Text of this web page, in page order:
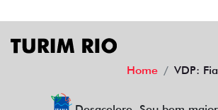
Home VDP: